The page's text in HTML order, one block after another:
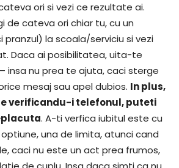
ori si vezi ce rezultate ai.
de cateva ori chiar tu, cu un
la scoala/serviciu si vezi
Daca ai posibilitatea, uita-te
insa nu prea te ajuta, caci sterge
mesaj sau apel dubios. In plus,
verificandu-i telefonul, puteti
. A-ti verfica iubitul este cu
una de limita, atunci cand
caci nu este un act prea frumos,